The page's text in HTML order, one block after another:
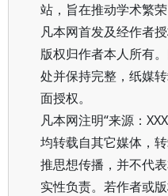
站，旨在推动学术繁荣
凡本网首发及经作者
版权归作者本人所有
处并保持完整，纸媒
面授权。
凡本网注明“来源：
均转载自其它媒体，
推思想传播，并不代
实性负责。若作者或